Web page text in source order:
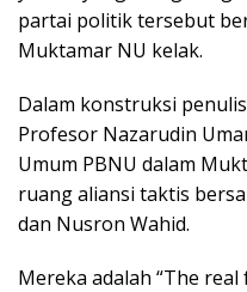
partai politik tersebut
Muktamar NU kelak.
Dalam konstruksi
Profesor Nazarudin
Umum PBNU dalam
ruang aliansi taktis
dan Nusron Wahid.
Mereka adalah “The